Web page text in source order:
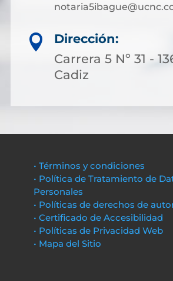

Dirección:
Carrera 5 Nº 31 -
Cadiz
• Términos y condiciones
• Política de Tratamiento de
Personales
• Políticas de derechos de
• Certificado de Accesibilidad
• Políticas de Privacidad Web
• Mapa del Sitio